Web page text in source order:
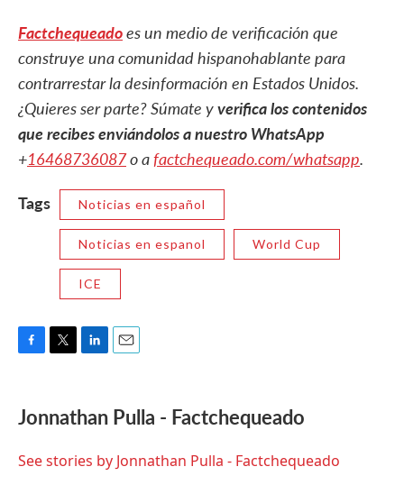
Factchequeadoes un medio de verificación que
construye una comunidad hispanohablante para
contrarrestar la desinformación en Estados Unidos.
¿Quieres ser parte? Súmate yverifica los contenidos
que recibes enviándolos a nuestro WhatsApp
+16468736087o afactchequeado.com/whatsapp.
Tags
Noticias en español
Noticias en espanol World Cup
ICE
e
b
o
t
t
r
k
e
I
i
l
Jonnathan Pulla - Factchequeado
See stories by Jonnathan Pulla - Factchequeado